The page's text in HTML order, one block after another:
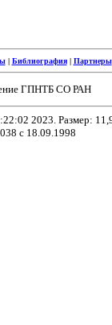
| Библиография| Партнеры
ГПНТБ СО РАН
2023. Размер:
с 18.09.1998